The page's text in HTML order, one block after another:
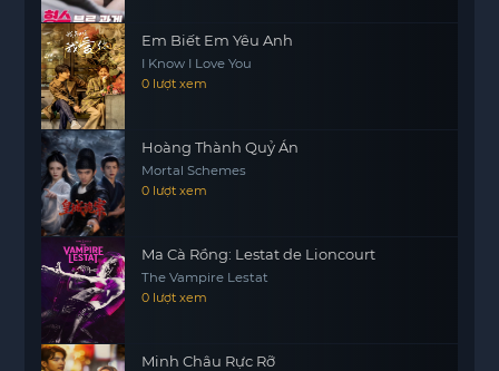
Em Biết Em Yêu Anh
I Know I Love You
0 lượt xem
Hoàng Thành Quỷ Án
Mortal Schemes
0 lượt xem
Ma Cà Rồng: Lestat de Lioncourt
The Vampire Lestat
0 lượt xem
Minh Châu Rực Rỡ